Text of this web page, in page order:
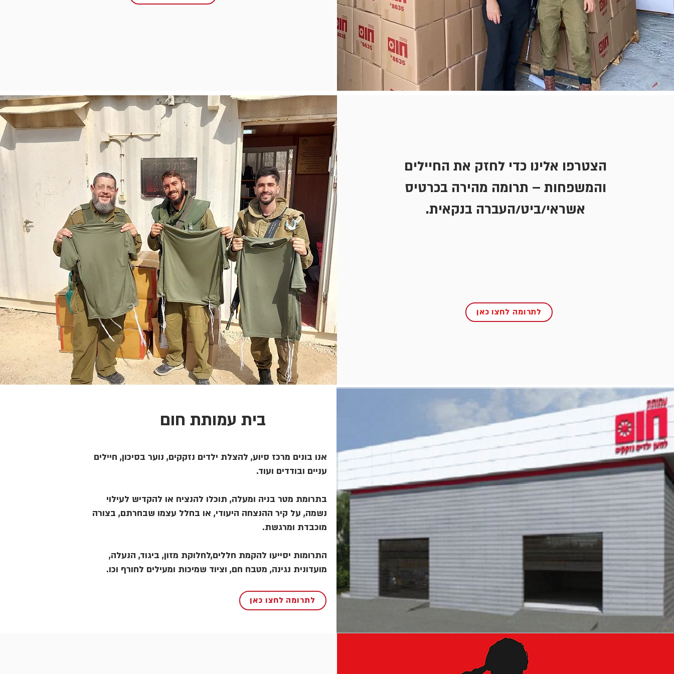
הצטרפו אלינו כדי לחזק את החיילים
והמשפחות – תרומה מהירה בכרטיס
אשראי/ביט/העברה בנקאית.
לתרומה לחצו כאן
בית עמותת חום
אנו בונים מרכז סיוע, להצלת ילדים נזקקים, נוער בסיכון, חיילים
עניים ובודדים ועוד.
בתרומת מטר בניה ומעלה, תוכלו להנציח או להקדיש לעילוי
נשמה, על קיר ההנצחה היעודי, או בחלל עצמו שבחרתם, בצורה
מוכבדת ומרגשת.
התרומות יסייעו להקמת חללים,לחלוקת מזון, ביגוד, הנעלה,
מועדונית נגינה, מטבח חם, וציוד שמיכות ומעילים לחורף וכו.
לתרומה לחצו כאן